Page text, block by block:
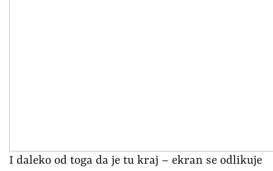
I daleko od toga da je tu kraj – ekran se odlikuje